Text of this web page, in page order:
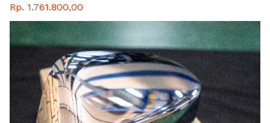
Rp. 1.761.800,00